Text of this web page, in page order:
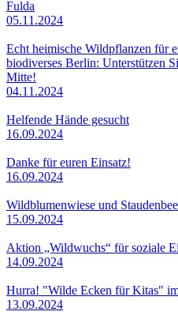
Fulda
05.11.2024
Echt heimische Wildpflanzen für
biodiverses Berlin: Unterstützen
Mitte!
04.11.2024
Helfende Hände gesucht
16.09.2024
Danke für euren Einsatz!
16.09.2024
Wildblumenwiese und
15.09.2024
Aktion „Wildwuchs“ für soziale
14.09.2024
Hurra! "Wilde Ecken für Kitas"
13.09.2024